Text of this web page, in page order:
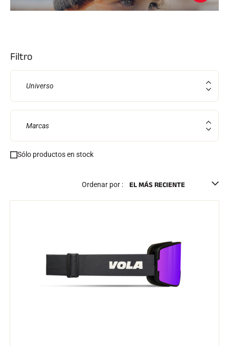
Kits completos
Filtro
Universo
Marcas
Sólo productos en stock
Ordenar por :